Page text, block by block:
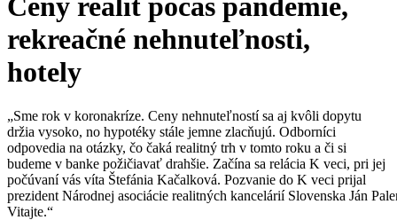
Ceny realít počas pandémie,
rekreačné nehnuteľnosti,
hotely
„Sme rok v koronakríze. Ceny nehnuteľnostísa aj kvôli dopytu
držia vysoko, no hypotéky stále jemne zlacňujú. Odborníci
odpovedia na otázky, čo čaká realitný trh v tomto roku a či si
budeme v banke požičiavať drahšie. Začína sa relácia K veci, pri jej
počúvaní vás víta Štefánia Kačalková. Pozvanie do K veci prijal
prezident Národnej asociácie realitných kancelárií Slovenska Ján
Vitajte.“